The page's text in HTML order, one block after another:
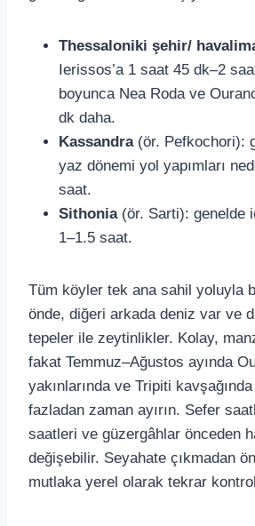
Thessaloniki şehir/
Ierissos’a 1 saat 45 dk–2
boyunca Nea Roda ve
dk daha.
Kassandra(ör. Pefkochori):
yaz dönemi yol yapımları
saat.
Sithonia(ör. Sarti): genelde
1–1.5 saat.
Tüm köyler tek ana sahil yoluyla
önde, diğeri arkada deniz var ve
tepeler ile zeytinlikler. Kolay,
fakat Temmuz–Ağustos ayında
yakınlarında ve Tripiti
fazladan zaman ayırın. Sefer
saatleri ve güzergâhlar önceden
değişebilir. Seyahate çıkmadan
mutlaka yerel olarak tekrar